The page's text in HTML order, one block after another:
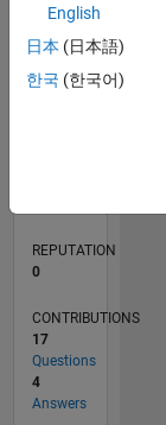
TIMELINE
REPUTATION
0
CONTRIBUTIONS
17
Questions
4
Answers
English
日本 (日本語)
한국 (한국어)